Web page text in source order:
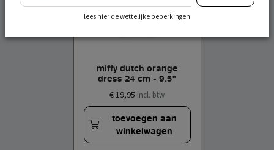
miffy dutch orange
dress 24 cm - 9.5"
€ 19,95 incl. btw
toevoegen aan
winkelwagen
lees hier de wettelijke beperkingen